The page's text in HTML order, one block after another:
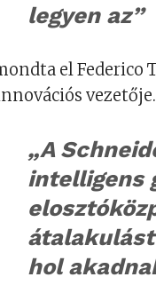
legyen az”
el Federico
vezetője.
„A
intelligens
hol